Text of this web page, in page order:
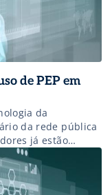
de PEP em
da
da rede pública
já estão